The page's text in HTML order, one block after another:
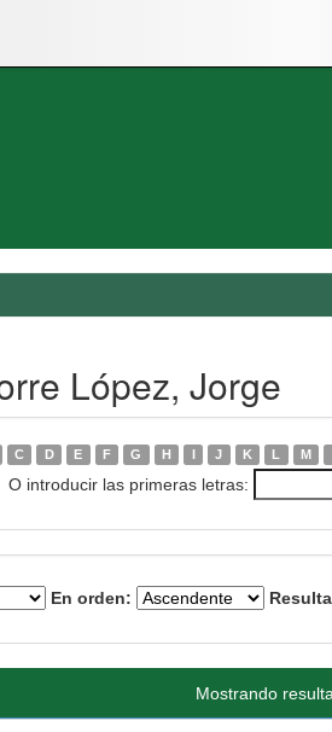
López, Jorge
C D E F G H I J K L M
O introducir las primeras letras:
En orden:
Mostrando